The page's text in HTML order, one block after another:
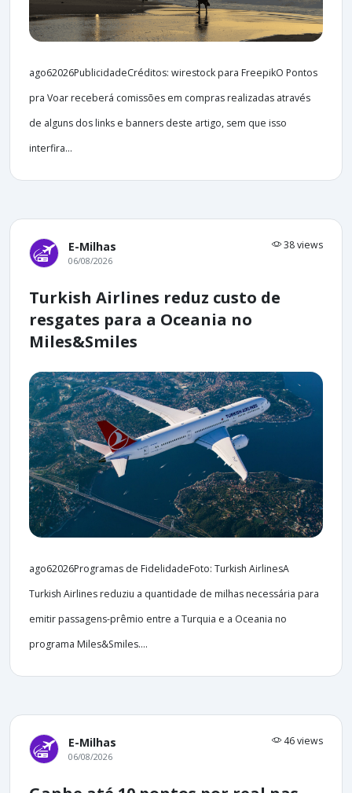
ago62026PublicidadeCréditos: wirestock para FreepikO Pontos
pra Voar receberá comissões em compras realizadas através
de alguns dos links e banners deste artigo, sem que isso
interfira...
E-Milhas 38 views
06/08/2026
Turkish Airlines reduz custo de
resgates para a Oceania no
Miles&Smiles
ago62026Programas de FidelidadeFoto: Turkish AirlinesA
Turkish Airlines reduziu a quantidade de milhas necessária para
emitir passagens-prêmio entre a Turquia e a Oceania no
programa Miles&Smiles....
E-Milhas 46 views
06/08/2026